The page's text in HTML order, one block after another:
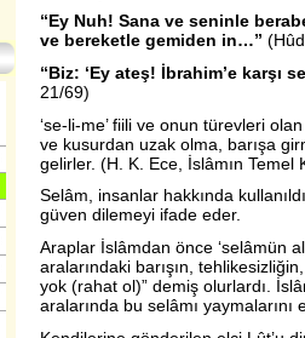
“Ey Nuh! Sana ve seninle
ve bereketle gemiden in…”
“Biz: ‘Ey ateş! İbrahim’e karşı
21/69)
‘se-li-me’ fiili ve onun türevleri
ve kusurdan uzak olma, barışa
gelirler. (H. K. Ece, İslâmın Temel
Selâm, insanlar hakkında
güven dilemeyi ifade eder.
Araplar İslâmdan önce ‘selâmün
aralarındaki barışın,
yok (rahat ol)” demiş olurlardı.
aralarında bu selâmı